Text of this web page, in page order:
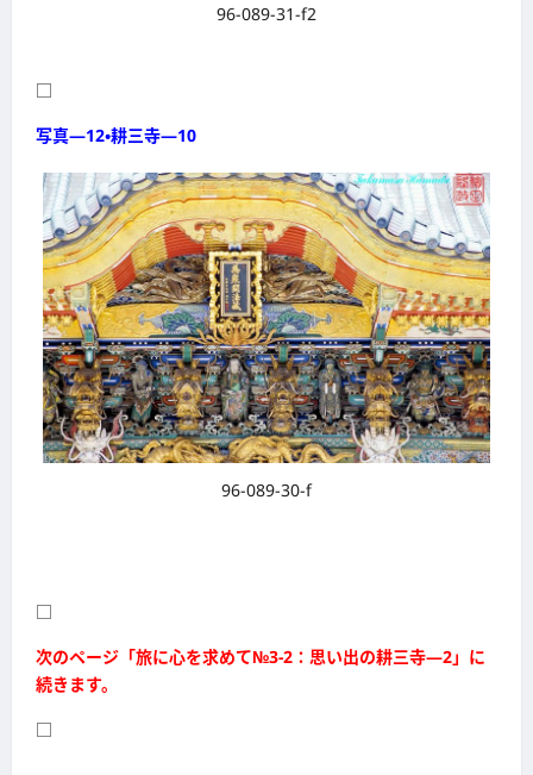
96-089-31-f2
□
写真―12・耕三寺―10
96-089-30-f
□
次のページ「旅に心を求めて№3-2：思い出の耕三寺―2」に
続きます。
□